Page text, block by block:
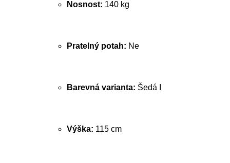
Nosnost: 140 kg
Pratelný potah: Ne
Barevná varianta: Šedá I
Výška: 115 cm